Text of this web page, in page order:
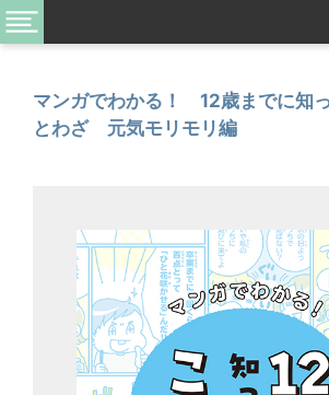
マンガでわかる！ 12歳までに知
とわざ 元気モリモリ編